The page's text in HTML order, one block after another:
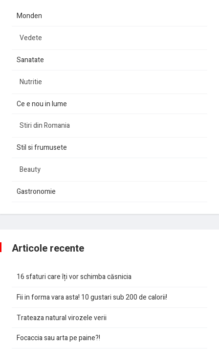
Monden
Vedete
Sanatate
Nutritie
Ce e nou in lume
Stiri din Romania
Stil si frumusete
Beauty
Gastronomie
Articole recente
16 sfaturi care îți vor schimba căsnicia
Fii in forma vara asta! 10 gustari sub 200 de calorii!
Trateaza natural virozele verii
Focaccia sau arta pe paine?!